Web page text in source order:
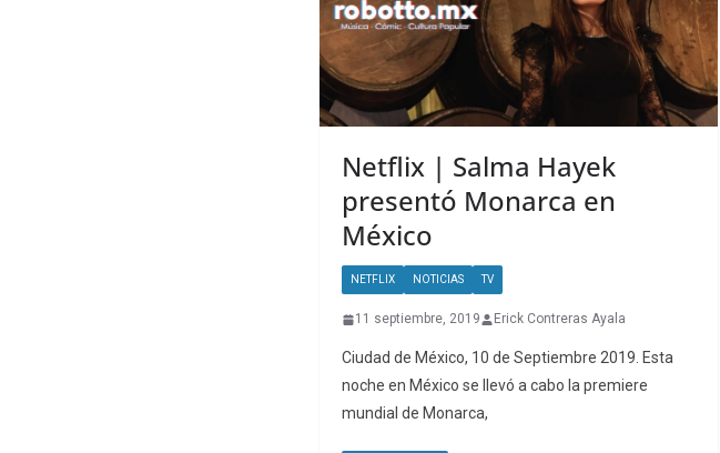
Netflix | Salma Hayek
presentó Monarca en
México
NETFLIX NOTICIAS TV
11 septiembre, 2019 Erick Contreras Ayala
Ciudad de México, 10 de Septiembre 2019. Esta
noche en México se llevó a cabo la premiere
mundial de Monarca,